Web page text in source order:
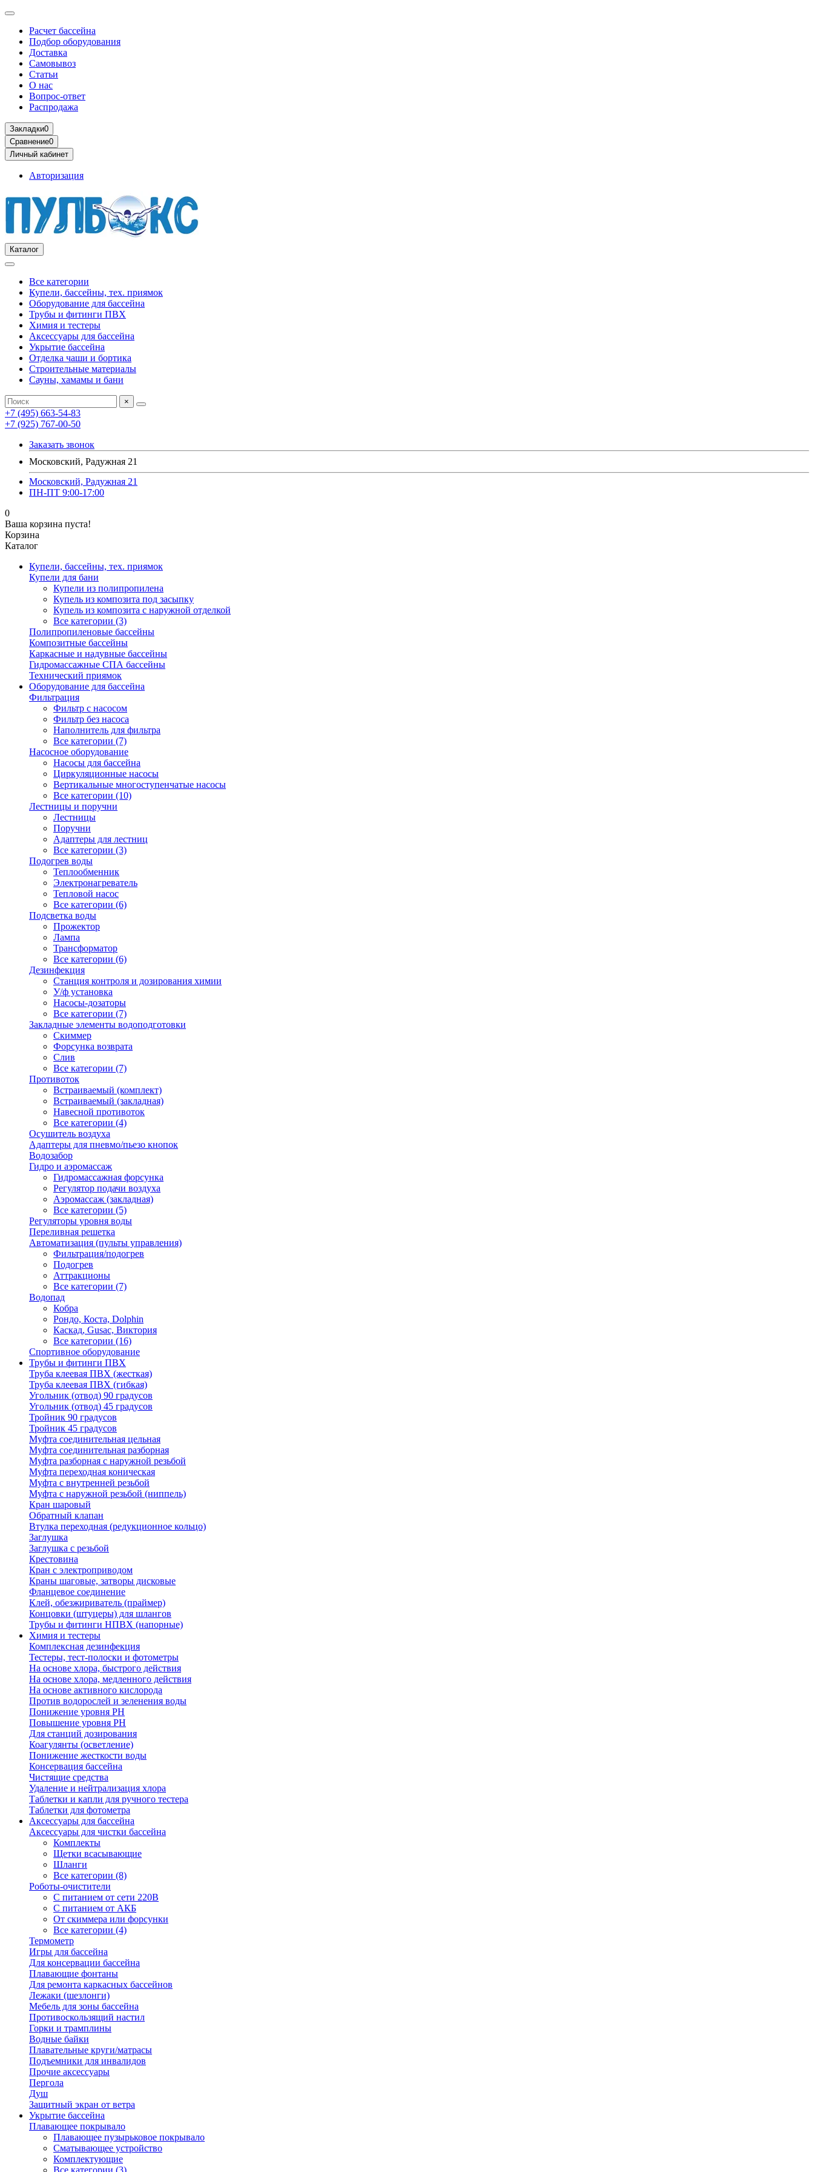
Расчет бассейна
Подбор оборудования
Доставка
Самовывоз
Статьи
О нас
Вопрос-ответ
Распродажа
Закладки0
Сравнение0
Личный кабинет
Авторизация
Каталог
Все категории
Купели, бассейны, тех. приямок
Оборудование для бассейна
Трубы и фитинги ПВХ
Химия и тестеры
Аксессуары для бассейна
Укрытие бассейна
Отделка чаши и бортика
Строительные материалы
Сауны, хамамы и бани
×
+7 (495) 663-54-83
+7 (925) 767-00-50
Заказать звонок
Московский, Радужная 21
Московский, Радужная 21
ПН-ПТ 9:00-17:00
0
Ваша корзина пуста!
Корзина
Каталог
Купели, бассейны, тех. приямок
Купели для бани
Купели из полипропилена
Купель из композита под засыпку
Купель из композита с наружной отделкой
Все категории (3)
Полипропиленовые бассейны
Композитные бассейны
Каркасные и надувные бассейны
Гидромассажные СПА бассейны
Технический приямок
Оборудование для бассейна
Фильтрация
Фильтр с насосом
Фильтр без насоса
Наполнитель для фильтра
Все категории (7)
Насосное оборудование
Насосы для бассейна
Циркуляционные насосы
Вертикальные многоступенчатые насосы
Все категории (10)
Лестницы и поручни
Лестницы
Поручни
Адаптеры для лестниц
Все категории (3)
Подогрев воды
Теплообменник
Электронагреватель
Тепловой насос
Все категории (6)
Подсветка воды
Прожектор
Лампа
Трансформатор
Все категории (6)
Дезинфекция
Станция контроля и дозирования химии
У/ф установка
Насосы-дозаторы
Все категории (7)
Закладные элементы водоподготовки
Скиммер
Форсунка возврата
Слив
Все категории (7)
Противоток
Встраиваемый (комплект)
Встраиваемый (закладная)
Навесной противоток
Все категории (4)
Осушитель воздуха
Адаптеры для пневмо/пьезо кнопок
Водозабор
Гидро и аэромассаж
Гидромассажная форсунка
Регулятор подачи воздуха
Аэромассаж (закладная)
Все категории (5)
Регуляторы уровня воды
Переливная решетка
Автоматизация (пульты управления)
Фильтрация/подогрев
Подогрев
Аттракционы
Все категории (7)
Водопад
Кобра
Рондо, Коста, Dolphin
Каскад, Gusac, Виктория
Все категории (16)
Спортивное оборудование
Трубы и фитинги ПВХ
Труба клеевая ПВХ (жесткая)
Труба клеевая ПВХ (гибкая)
Угольник (отвод) 90 градусов
Угольник (отвод) 45 градусов
Тройник 90 градусов
Тройник 45 градусов
Муфта соединительная цельная
Муфта соединительная разборная
Муфта разборная с наружной резьбой
Муфта переходная коническая
Муфта с внутренней резьбой
Муфта с наружной резьбой (ниппель)
Кран шаровый
Обратный клапан
Втулка переходная (редукционное кольцо)
Заглушка
Заглушка с резьбой
Крестовина
Кран с электроприводом
Краны шаговые, затворы дисковые
Фланцевое соединение
Клей, обезжириватель (праймер)
Концовки (штуцеры) для шлангов
Трубы и фитинги НПВХ (напорные)
Химия и тестеры
Комплексная дезинфекция
Тестеры, тест-полоски и фотометры
На основе хлора, быстрого действия
На основе хлора, медленного действия
На основе активного кислорода
Против водорослей и зеленения воды
Понижение уровня РН
Повышение уровня РН
Для станций дозирования
Коагулянты (осветление)
Понижение жесткости воды
Консервация бассейна
Чистящие средства
Удаление и нейтрализация хлора
Таблетки и капли для ручного тестера
Таблетки для фотометра
Аксессуары для бассейна
Аксессуары для чистки бассейна
Комплекты
Щетки всасывающие
Шланги
Все категории (8)
Роботы-очистители
С питанием от сети 220В
С питанием от АКБ
От скиммера или форсунки
Все категории (4)
Термометр
Игры для бассейна
Для консервации бассейна
Плавающие фонтаны
Для ремонта каркасных бассейнов
Лежаки (шезлонги)
Мебель для зоны бассейна
Противоскользящий настил
Горки и трамплины
Водные байки
Плавательные круги/матрасы
Подъемники для инвалидов
Прочие аксессуары
Пергола
Душ
Защитный экран от ветра
Укрытие бассейна
Плавающее покрывало
Плавающее пузырьковое покрывало
Сматывающее устройство
Комплектующие
Все категории (3)